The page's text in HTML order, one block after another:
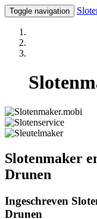
Toggle navigation
Slotenmaker
Drunen
Ingeschreven
Drunen